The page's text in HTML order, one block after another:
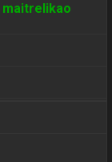
maitrelikao